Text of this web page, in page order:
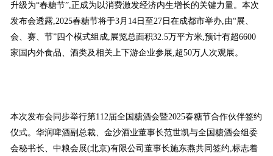
升级为“春糖节”,正成为以消费激发经济内生增长的关键力量。本次
发布会透露,2025春糖节将于3月14日至27日在成都市举办,由“展、
会、赛、节”四个模式组成,展览总面积32.5万平方米,预计有超6600
家国内外食品、酒类及相关上下游企业参展,超50万人次观展。
本次发布会同步举行第112届全国糖酒会暨2025春糖节合作伙伴签约
仪式。华润啤酒副总裁、金沙酒业董事长范世凯与全国糖酒会组委
会秘书长、中粮会展(北京)有限公司董事长施东燕共同签约,标志着